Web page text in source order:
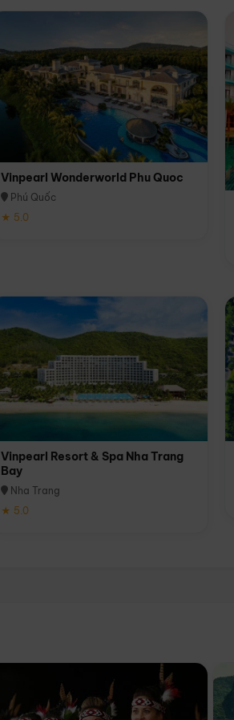
Vinpearl Wonderworld Phu Quoc
Phú Quốc
★ 5.0
Vinpearl Resort & Spa Nha Trang
Bay
Nha Trang
★ 5.0